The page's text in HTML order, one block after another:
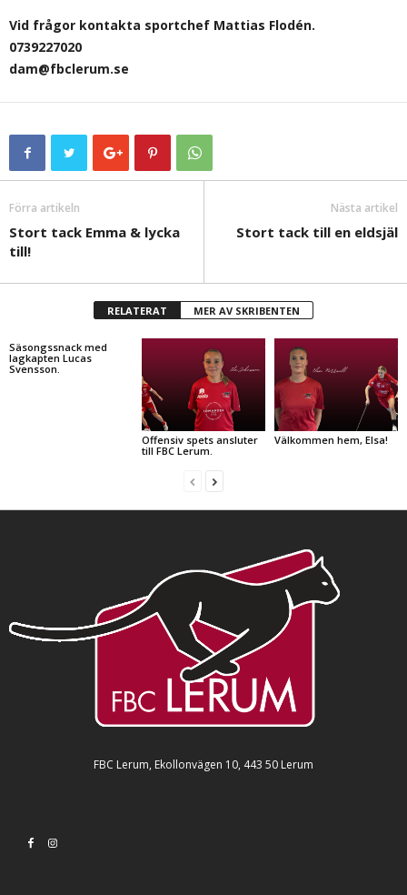
Vid frågor kontakta sportchef Mattias Flodén.
0739227020
dam@fbclerum.se
Förra artikeln
Stort tack Emma & lycka
till!
Nästa artikel
Stort tack till en eldsjäl
RELATERAT MER AV SKRIBENTEN
Säsongssnack med
lagkapten Lucas
Svensson.
Offensiv spets ansluter
till FBC Lerum.
Välkommen hem, Elsa!
FBC Lerum, Ekollonvägen 10, 443 50 Lerum